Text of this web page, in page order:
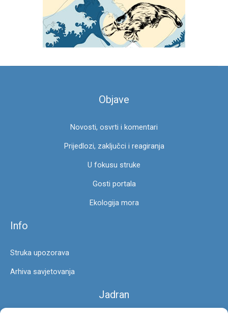
a
Objave
Novosti, osvrti i komentari
Prijedlozi, zaključci i reagiranja
U fokusu struke
Gosti portala
Ekologija mora
Info
Struka upozorava
Arhiva savjetovanja
Jadran